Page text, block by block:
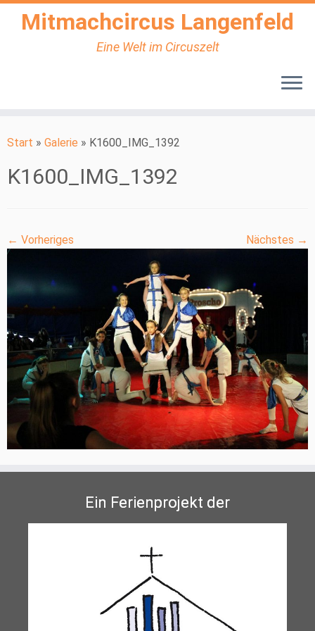
Inhalt
Mitmachcircus Langenfeld
Eine Welt im Circuszelt
Start » Galerie » K1600_IMG_1392
K1600_IMG_1392
← Vorheriges Nächstes →
Ein Ferienprojekt der